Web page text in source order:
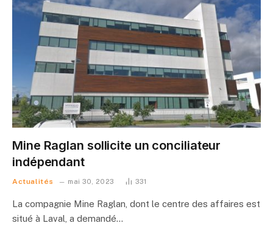
Mine Raglan sollicite un conciliateur
indépendant
Actualités mai 30, 2023 331
La compagnie Mine Raglan, dont le centre des affaires est
situé à Laval, a demandé…